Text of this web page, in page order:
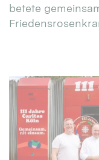
betete